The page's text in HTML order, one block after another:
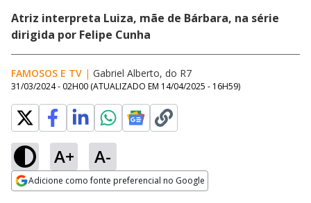
Atriz interpreta Luiza, mãe de Bárbara, na série
dirigida por Felipe Cunha
FAMOSOS E TV | Gabriel Alberto, do R7
31/03/2024 - 02H00 (ATUALIZADO EM 14/04/2025 - 16H59)
A+ A-
Adicione como fonte preferencial no Google